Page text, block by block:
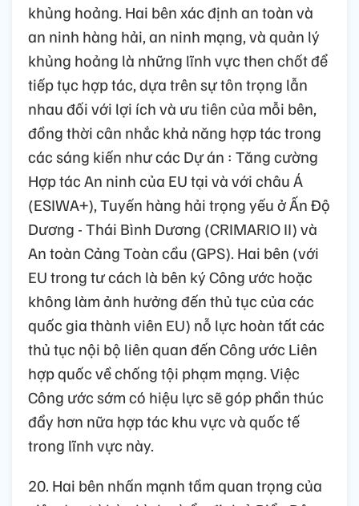
khủng hoảng. Hai bên xác định an toàn và
an ninh hàng hải, an ninh mạng, và quản lý
khủng hoảng là những lĩnh vực then chốt để
tiếp tục hợp tác, dựa trên sự tôn trọng lẫn
nhau đối với lợi ích và ưu tiên của mỗi bên,
đồng thời cân nhắc khả năng hợp tác trong
các sáng kiến như các Dự án : Tăng cường
Hợp tác An ninh của EU tại và với châu Á
(ESIWA+), Tuyến hàng hải trọng yếu ở Ấn Độ
Dương - Thái Bình Dương (CRIMARIO II) và
An toàn Cảng Toàn cầu (GPS). Hai bên (với
EU trong tư cách là bên ký Công ước hoặc
không làm ảnh hưởng đến thủ tục của các
quốc gia thành viên EU) nỗ lực hoàn tất các
thủ tục nội bộ liên quan đến Công ước Liên
hợp quốc về chống tội phạm mạng. Việc
Công ước sớm có hiệu lực sẽ góp phần thúc
đẩy hơn nữa hợp tác khu vực và quốc tế
trong lĩnh vực này.
20. Hai bên nhấn mạnh tầm quan trọng của